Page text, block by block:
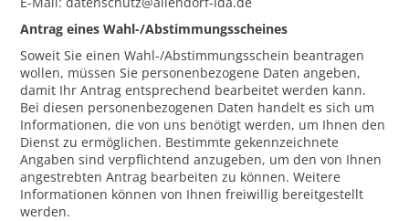
Antrag eines Wahl-/Abstimmungsscheines
Soweit Sie einen Wahl-/Abstimmungsschein beantragen
wollen, müssen Sie personenbezogene Daten angeben,
damit Ihr Antrag entsprechend bearbeitet werden kann.
Bei diesen personenbezogenen Daten handelt es sich um
Informationen, die von uns benötigt werden, um Ihnen den
Dienst zu ermöglichen. Bestimmte gekennzeichnete
Angaben sind verpflichtend anzugeben, um den von Ihnen
angestrebten Antrag bearbeiten zu können. Weitere
Informationen können von Ihnen freiwillig bereitgestellt
werden.